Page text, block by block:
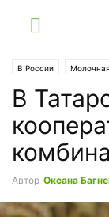
В России
В
Автор Оксана